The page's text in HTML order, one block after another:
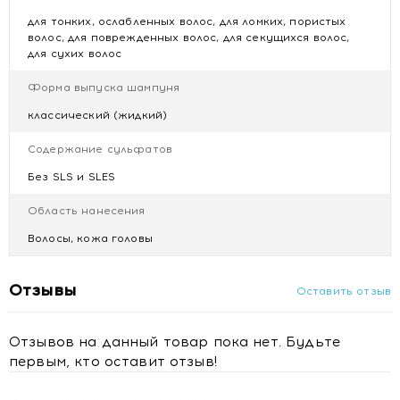
утяжеления.
Ключевые свойства:
Глубокая реконструкция
повреждения, восстанавливая целостность и
Бессульфатное очищение
гидролипидный баланс кожи головы
после окрашивания
Разглаживание и блеск— экстракт мальвы
сияющими
структуру, повышая устойчивость волос к
механическим и термическим воздействиям
Легкое распутывание— облегчает уход за
для тонких, ослабленных волос, для ломких, пористых
волос, для поврежденных волос, для секущихся волос,
для сухих волос
Форма выпуска шампуня
классический (жидкий)
Содержание сульфатов
Без SLS и SLES
Область нанесения
Волосы, кожа головы
Отзывы Оставить отзыв
Отзывов на данный товар пока нет. Будьте
первым, кто оставит отзыв!